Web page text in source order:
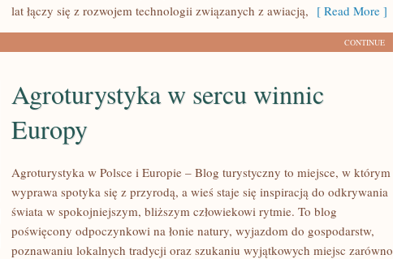
lat łączy się z rozwojem technologii związanych z awiacją, [ Read More ]
CONTINUE
AGROTURYSTYKA
Agroturystyka w sercu winnic
Europy
Agroturystyka w Polsce i Europie – Blog turystyczny to miejsce, w którym
wyprawa spotyka się z przyrodą, a wieś staje się inspiracją do odkrywania
świata w spokojniejszym, bliższym człowiekowi rytmie. To blog
poświęcony odpoczynkowi na łonie natury, wyjazdom do gospodarstw,
poznawaniu lokalnych tradycji oraz szukaniu wyjątkowych miejsc zarówno